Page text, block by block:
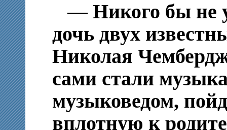
— Никого бы не
дочь двух
Николая
сами стали
музыковедом,
вплотную к